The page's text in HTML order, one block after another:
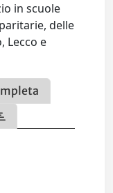
in scuole
delle
Lecco e